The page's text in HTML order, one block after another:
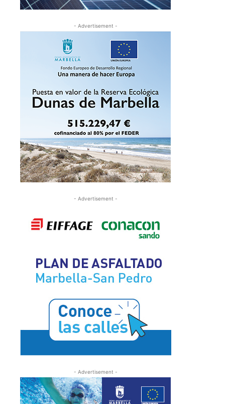
- Advertisement -
- Advertisement -
- Advertisement -